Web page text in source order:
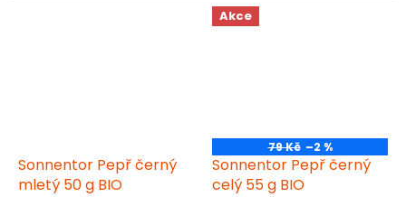
Sonnentor Pepř černý
mletý 50 g BIO
Akce
79 Kč –2 %
Sonnentor Pepř černý
celý 55 g BIO